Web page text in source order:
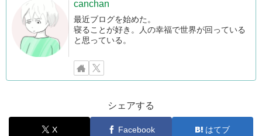
canchan
最近ブログを始めた。
寝ることが好き。人の幸福で世界が回っている
と思っている。
シェアする
X Facebook はてブ